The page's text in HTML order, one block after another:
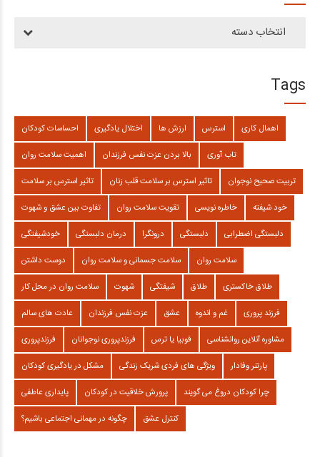
انتخاب دسته
Tags
احساسات کودکان اختلال یادگیری ارزش ها استرس
اهمال کاری
اهمیت سلامت روان
بالا بردن عزت نفس فرزندان
تاب آوری
تاثیر استرس بر سلامت
تاثیر استرس بر سلامت قلب زنان
تربیت صحیح نوجوان
تفاوت بین عشق و شهوت
تقویت سلامت روان خاطره نویسی
خود شیفته
خودشیفتگی
درمان دلبستگی درونگرا دلبستگی
دلبستگی اضطرابی
دوست داشتن
سلامت جسمانی و سلامت روان
سلامت روان
سلامت روان در محل کار
شهوت شیفتگی طلاق
طلاق خاکستری
عادت های سالم
عزت نفس فرزندان عشق غم و اندوه
فرزند پروری
فرزندپروری
فرزندپروری نوجوانان فوبیا یا ترس
مشاوره آنلاین روانشناسی
مشکل در یادگیری کودکان
ویژگی های فردی شریک زندگی
پارتنر وفادار
پایداری عاطفی
پرورش خلاقیت در کودکان
چرا کودکان دروغ می گویند
چگونه در مهمانی اجتماعی باشیم؟
کنترل عشق